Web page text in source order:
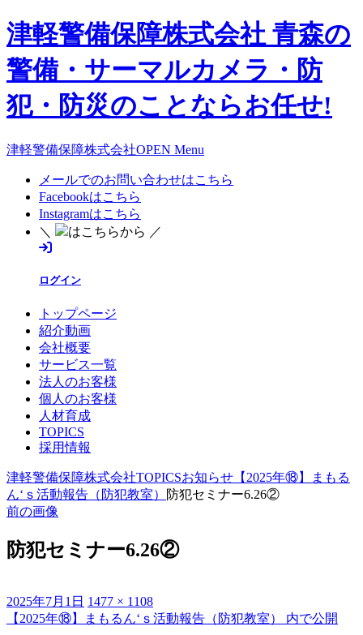
津軽警備保障株式会社 青森の
警備・サーマルカメラ・防
犯・防災のことならお任せ!
津軽警備保障株式会社OPEN Menu
メールでのお問い合わせはこちら
Facebookはこちら
Instagramはこちら
＼
はこちらから ／
ログイン
トップページ
紹介動画
会社概要
サービス一覧
法人のお客様
個人のお客様
人材育成
TOPICS
採用情報
津軽警備保障株式会社TOPICSお知らせ 【2025年⑱】まもる
ん‘ｓ活動報告（防犯教室）
防犯セミナー6.26②
前の画像
防犯セミナー6.26②
投
稿
2025年7月1日 フ
ル
1477 × 1108
投
【2025年⑱】まもるん‘ｓ活動報告（防犯教室） 内で公開